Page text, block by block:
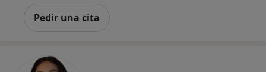
Pedir una cita